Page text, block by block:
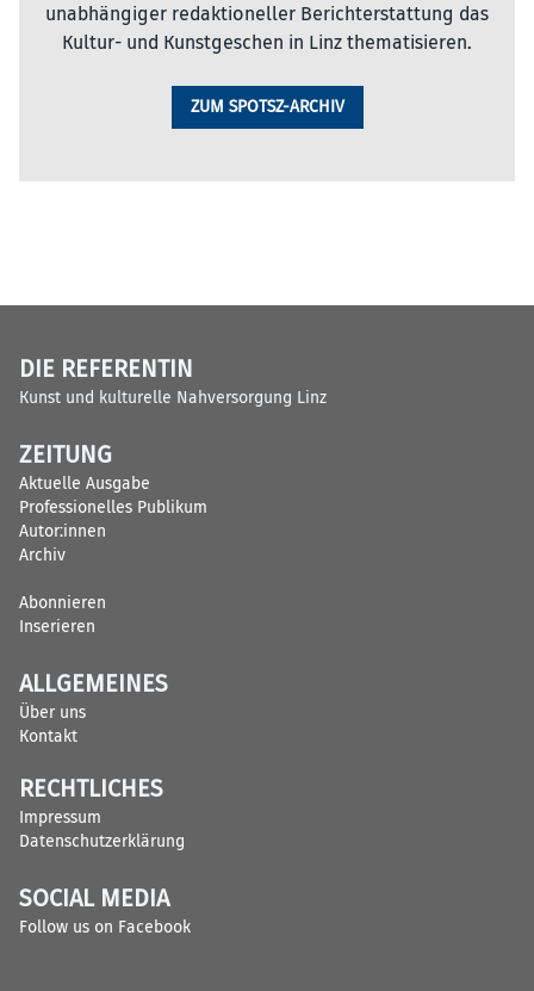
unabhängiger redaktioneller Berichterstattung das
Kultur- und Kunstgeschen in Linz thematisieren.
ZUM SPOTSZ-ARCHIV
DIE REFERENTIN
Kunst und kulturelle Nahversorgung Linz
ZEITUNG
Aktuelle Ausgabe
Professionelles Publikum
Autor:innen
Archiv
Abonnieren
Inserieren
ALLGEMEINES
Über uns
Kontakt
RECHTLICHES
Impressum
Datenschutzerklärung
SOCIAL MEDIA
Follow us on Facebook